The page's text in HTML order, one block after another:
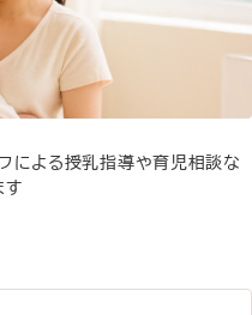
による授乳指導や育児相談な
す